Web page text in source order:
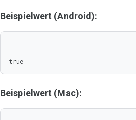
Beispielwert (Android):
true
Beispielwert (Mac):